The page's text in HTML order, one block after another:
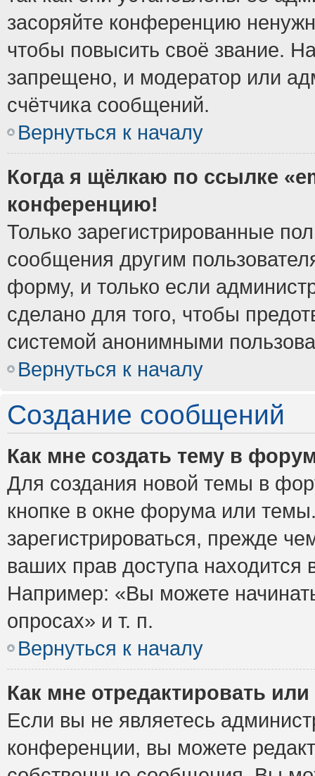
засоряйте конференцию
чтобы повысить своё звание.
запрещено, и модератор или
счётчика сообщений.
Вернуться к началу
Когда я щёлкаю по ссылке
конференцию!
Только зарегистрированные
сообщения другим
форму, и только если
сделано для того, чтобы
системой анонимными
Вернуться к началу
Создание сообщений
Как мне создать тему в
Для создания новой темы в
кнопке в окне форума или
зарегистрироваться, прежде
ваших прав доступа
Например: «Вы можете
опросах» и т. п.
Вернуться к началу
Как мне отредактировать
Если вы не являетесь
конференции, вы можете